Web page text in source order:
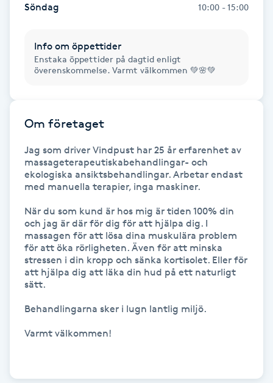
Gellack
Gellack med förstärkning
Gravidyoga
Gua Sha-massage
Hatha Yoga
Söndag 10:00 - 15:00
Info om öppettider
Enstaka öppettider på dagtid enligt
överenskommelse. Varmt välkommen 💚🌸💚
Om företaget
Jag som driver Vindpust har 25 år erfarenhet av
massageterapeutiskabehandlingar- och
ekologiska ansiktsbehandlingar. Arbetar endast
med manuella terapier, inga maskiner.
När du som kund är hos mig är tiden 100% din
och jag är där för dig för att hjälpa dig. I
massagen för att lösa dina muskulära problem
för att öka rörligheten. Även för att minska
stressen i din kropp och sänka kortisolet. Eller för
att hjälpa dig att läka din hud på ett naturligt
sätt.
Behandlingarna sker i lugn lantlig miljö.
Varmt välkommen!